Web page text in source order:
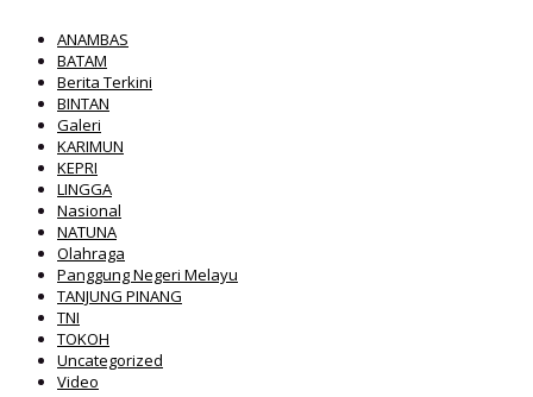
ANAMBAS
BATAM
Berita Terkini
BINTAN
Galeri
KARIMUN
KEPRI
LINGGA
Nasional
NATUNA
Olahraga
Panggung Negeri Melayu
TANJUNG PINANG
TNI
TOKOH
Uncategorized
Video